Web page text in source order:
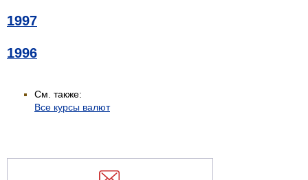
1997
1996
См. также:
Все курсы валют